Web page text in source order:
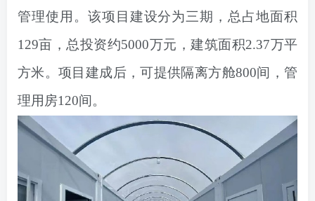
管理使用。该项目建设分为三期，总占地面积
129亩，总投资约5000万元，建筑面积2.37万平
方米。项目建成后，可提供隔离方舱800间，管
理用房120间。